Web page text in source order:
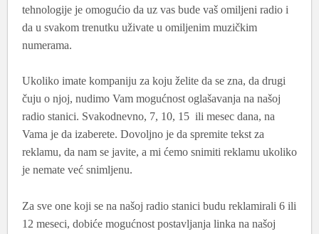
tehnologije je omogućio da uz vas bude vaš omiljeni radio i
da u svakom trenutku uživate u omiljenim muzičkim
numerama.
Ukoliko imate kompaniju za koju želite da se zna, da drugi
čuju o njoj, nudimo Vam mogućnost oglašavanja na našoj
radio stanici. Svakodnevno, 7, 10, 15 ili mesec dana, na
Vama je da izaberete. Dovoljno je da spremite tekst za
reklamu, da nam se javite, a mi ćemo snimiti reklamu ukoliko
je nemate već snimljenu.
Za sve one koji se na našoj radio stanici budu reklamirali 6 ili
12 meseci, dobiće mogućnost postavljanja linka na našoj